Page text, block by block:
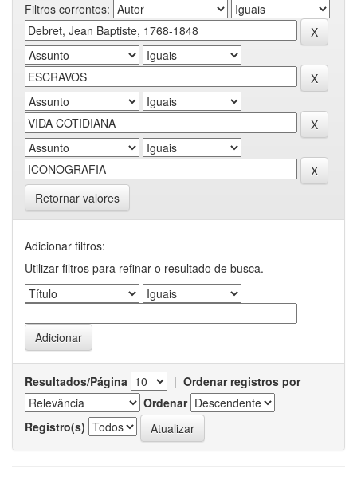
Filtros correntes:
Retornar valores
Adicionar filtros:
Utilizar filtros para refinar o resultado de busca.
Resultados/Página | Ordenar registros por
Ordenar
Registro(s)